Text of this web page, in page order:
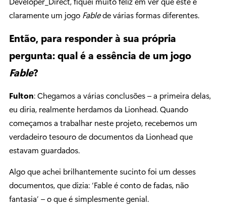
claramente um jogo Fablede várias formas diferentes.
Então, para responder à sua própria
pergunta: qual é a essência de um jogo
Fable?
Fulton: Chegamos a várias conclusões – a primeira delas,
eu diria, realmente herdamos da Lionhead. Quando
começamos a trabalhar neste projeto, recebemos um
verdadeiro tesouro de documentos da Lionhead que
estavam guardados.
Algo que achei brilhantemente sucinto foi um desses
documentos, que dizia: ‘Fable é conto de fadas, não
fantasia’ – o que é simplesmente genial.